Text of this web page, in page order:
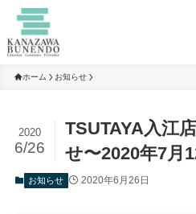
ホーム お知らせ
TSUTAYA入江
せ〜2020年7月
2020
6/26
お知らせ 2020年6月26日